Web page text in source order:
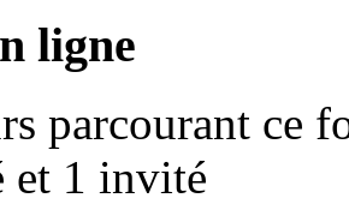
ligne
parcourant ce
et 1 invité